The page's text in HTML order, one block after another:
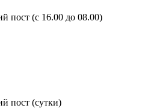
пост (с 16.00 до 08.00)
пост (сутки)